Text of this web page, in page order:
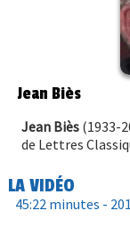
Jean Biès
Jean Biès (1933-
de Lettres
LA VIDÉO
45:22 minutes -